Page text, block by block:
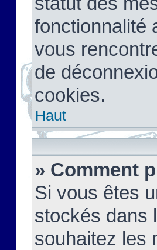
fonctionnalité
vous
de
cookies.
Haut
» Comment
Si vous êtes
stockés dans
souhaitez les